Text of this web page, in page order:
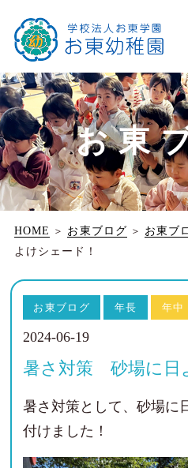
お東
HOME ＞ お東ブログ ＞ お東ブ
よけシェード！
お東ブログ 年長 年中
2024-06-19
暑さ対策 砂場に日
暑さ対策として、砂場に
付けました！